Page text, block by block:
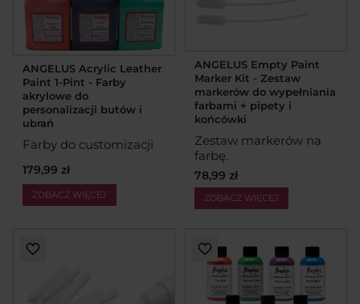
ANGELUS Acrylic Leather
Paint 1-Pint - Farby
akrylowe do
personalizacji butów i
ubrań
Farby do customizacji
179,99 zł
ZOBACZ WIĘCEJ
ANGELUS Empty Paint
Marker Kit - Zestaw
markerów do wypełniania
farbami + pipety i
końcówki
Zestaw markerów na
farbę.
78,99 zł
ZOBACZ WIĘCEJ